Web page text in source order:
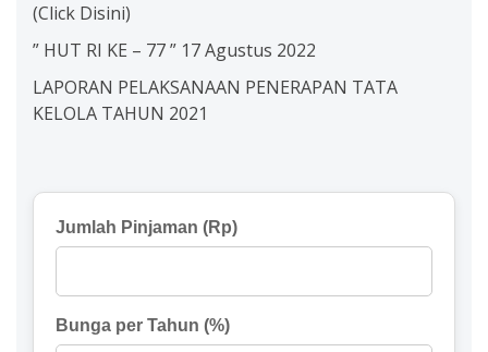
(Click Disini)
” HUT RI KE – 77 ” 17 Agustus 2022
LAPORAN PELAKSANAAN PENERAPAN TATA
KELOLA TAHUN 2021
Jumlah Pinjaman (Rp)
Bunga per Tahun (%)